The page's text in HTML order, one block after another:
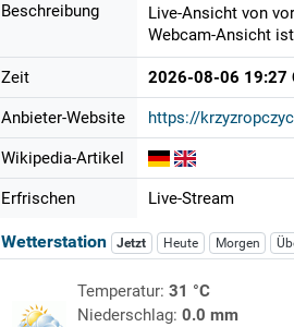
Beschreibung
Live-Ansicht von
Webcam-Ansicht
Zeit 2026-08-06 19:27
Anbieter-Website https://
Wikipedia-Artikel
Erfrischen Live-Stream
Wetterstation Jetzt Heute Morgen
Temperatur: 31 °C
Niederschlag: 0.0 mm